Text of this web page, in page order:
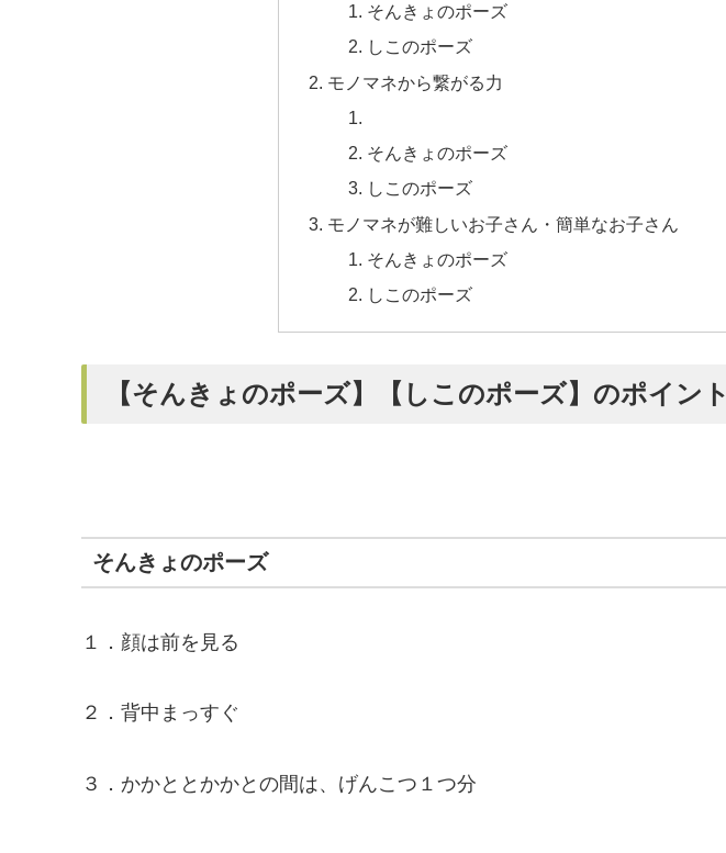
そんきょのポーズ
しこのポーズ
モノマネから繋がる力
そんきょのポーズ
しこのポーズ
モノマネが難しいお子さん・簡単なお子さん
そんきょのポーズ
しこのポーズ
【そんきょのポーズ】【しこのポーズ】のポイント
そんきょのポーズ
１．顔は前を見る
２．背中まっすぐ
３．かかととかかとの間は、げんこつ１つ分